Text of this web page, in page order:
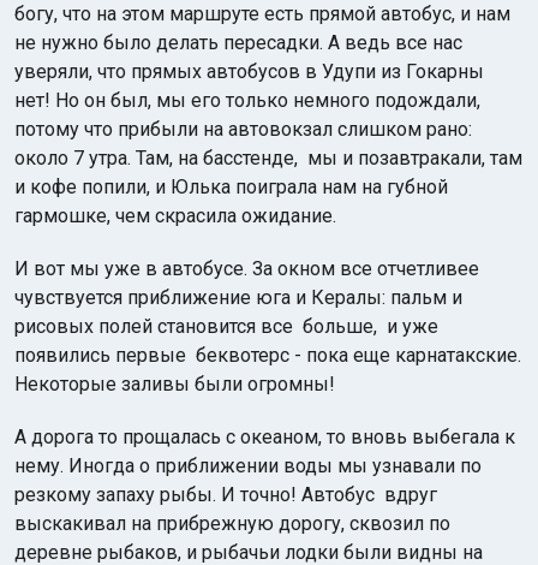
богу, что на этом маршруте есть прямой автобус, и нам
не нужно было делать пересадки. А ведь все нас
уверяли, что прямых автобусов в Удупи из Гокарны
нет! Но он был, мы его только немного подождали,
потому что прибыли на автовокзал слишком рано:
около 7 утра. Там, на басстенде, мы и позавтракали, там
и кофе попили, и Юлька поиграла нам на губной
гармошке, чем скрасила ожидание.
И вот мы уже в автобусе. За окном все отчетливее
чувствуется приближение юга и Кералы: пальм и
рисовых полей становится все больше, и уже
появились первые беквотерс - пока еще карнатакские.
Некоторые заливы были огромны!
А дорога то прощалась с океаном, то вновь выбегала к
нему. Иногда о приближении воды мы узнавали по
резкому запаху рыбы. И точно! Автобус вдруг
выскакивал на прибрежную дорогу, сквозил по
деревне рыбаков, и рыбачьи лодки были видны на